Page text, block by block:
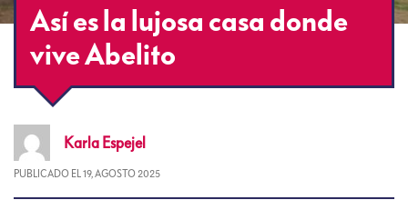
Así es la lujosa casa donde
vive Abelito
Karla Espejel
PUBLICADO EL 19, AGOSTO 2025